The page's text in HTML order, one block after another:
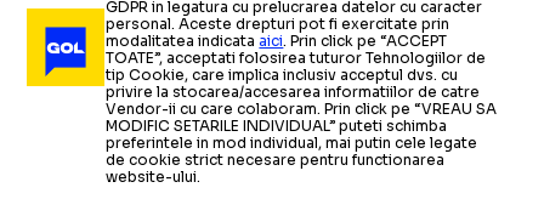
GDPR in legatura cu prelucrarea datelor cu caracter
personal. Aceste drepturi pot fi exercitate prin
modalitatea indicataaici. Prin click pe “ACCEPT
TOATE”, acceptati folosirea tuturor Tehnologiilor de
tip Cookie, care implica inclusiv acceptul dvs. cu
privire la stocarea/accesarea informatiilor de catre
Vendor-ii cu care colaboram. Prin click pe “VREAU SA
MODIFIC SETARILE INDIVIDUAL” puteti schimba
preferintele in mod individual, mai putin cele legate
de cookie strict necesare pentru functionarea
website-ului.